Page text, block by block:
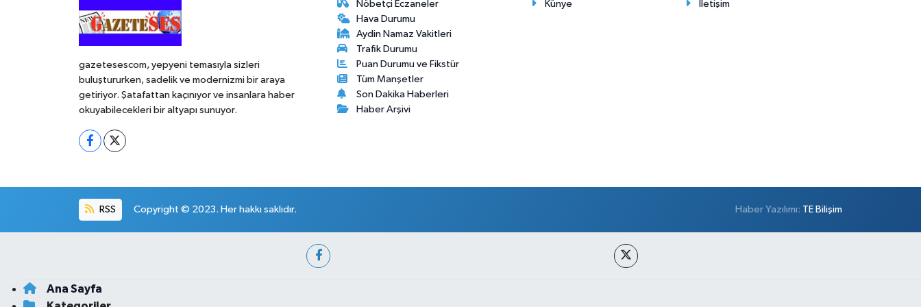
gazetesescom, yepyeni temasıyla sizleri
buluştururken, sadelik ve modernizmi bir araya
getiriyor. Şatafattan kaçınıyor ve insanlara haber
okuyabilecekleri bir altyapı sunuyor.
Nöbetçi Eczaneler
Hava Durumu
Aydin Namaz Vakitleri
Trafik Durumu
Puan Durumu ve Fikstür
Tüm Manşetler
Son Dakika Haberleri
Haber Arşivi
Künye İletişim
RSS Copyright © 2023. Her hakkı saklıdır. Haber Yazılımı: TE Bilişim
Ana Sayfa